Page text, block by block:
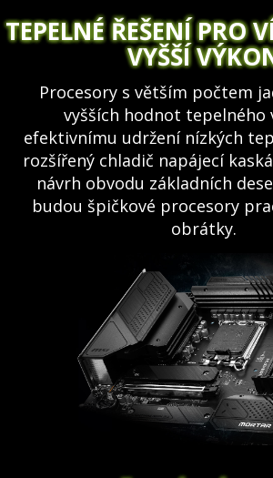
TEPELNÉ ŘEŠENÍ PRO
VYŠŠÍ
Procesory s větším počtem
vyšších hodnot tepelného
efektivnímu udržení nízkých
rozšířený chladič napájecí
návrh obvodu základních
budou špičkové procesory
obrátky.